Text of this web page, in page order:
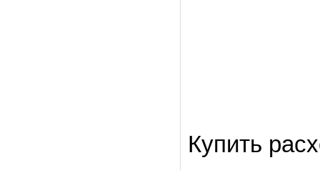
Купить